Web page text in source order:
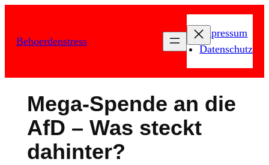
springen
Behoerdenstress
Impressum
Datenschutz
Mega-Spende an die
AfD – Was steckt
dahinter?